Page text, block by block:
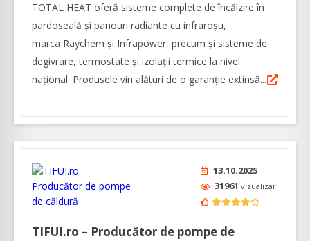
TOTAL HEAT oferă sisteme complete de încălzire în
pardoseală și panouri radiante cu infraroșu,
marca Raychem și Infrapower, precum și sisteme de
degivrare, termostate și izolații termice la nivel
național. Produsele vin alături de o garanție extinsă...
13.10.2025
31961 vizualizari
TIFUI.ro – Producător de pompe de